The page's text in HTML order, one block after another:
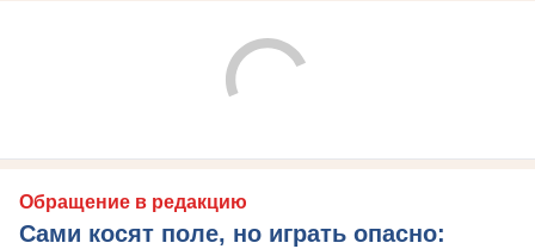
Обращение в редакцию
Сами косят поле, но играть опасно: